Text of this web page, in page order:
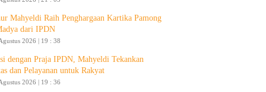
Mahyeldi Raih Penghargaan Kartika Pamong
dari IPDN
2026 | 19 : 38
dengan Praja IPDN, Mahyeldi Tekankan
dan Pelayanan untuk Rakyat
2026 | 19 : 36